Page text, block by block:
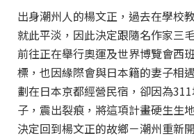
出身潮州人的楊文正，過去在學校
就此平淡，因此決定跟隨名作家三
前往正在舉行奧運及世界博覽會西
標，也因緣際會與日本籍的妻子相
劃在日本京都經營民宿，卻因為
子，震出裂痕，將這項計畫硬生生
決定回到楊文正的故鄉－潮州重新